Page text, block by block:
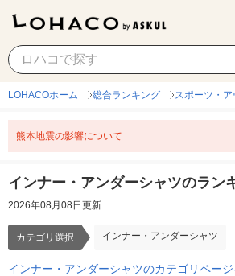
インナー・アンダーシャツ
LOHACOホーム 総合ランキング スポーツ・
熊本地震の影響について
インナー・アンダーシャツのラン
2026年08月08日更新
カテゴリ選択 インナー・アンダーシャツ
インナー・アンダーシャツのカテゴリページ